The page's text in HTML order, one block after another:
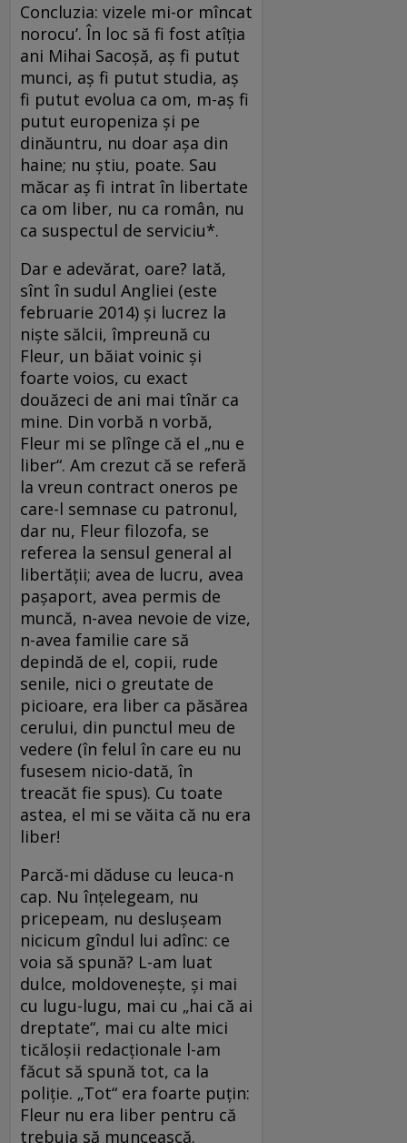
Concluzia: vizele mi-or mîncat
norocu’. În loc să fi fost atîția
ani Mihai Sacoșă, aș fi putut
munci, aș fi putut studia, aș
fi putut evolua ca om, m-aș fi
putut europeniza și pe
dinăuntru, nu doar așa din
haine; nu știu, poate. Sau
măcar aș fi intrat în libertate
ca om liber, nu ca român, nu
ca suspectul de serviciu*.
Dar e adevărat, oare? Iată,
sînt în sudul Angliei (este
februarie 2014) și lucrez la
niște sălcii, împreună cu
Fleur, un băiat voinic și
foarte voios, cu exact
douăzeci de ani mai tînăr ca
mine. Din vorbă n vorbă,
Fleur mi se plînge că el „nu e
liber“. Am crezut că se referă
la vreun contract oneros pe
care-l semnase cu patronul,
dar nu, Fleur filozofa, se
referea la sensul general al
libertății; avea de lucru, avea
pașaport, avea permis de
muncă, n-avea nevoie de vize,
n-avea familie care să
depindă de el, copii, rude
senile, nici o greutate de
picioare, era liber ca păsărea
cerului, din punctul meu de
vedere (în felul în care eu nu
fusesem nicio-dată, în
treacăt fie spus). Cu toate
astea, el mi se văita că nu era
liber!
Parcă-mi dăduse cu leuca-n
cap. Nu înțelegeam, nu
pricepeam, nu deslușeam
nicicum gîndul lui adînc: ce
voia să spună? L-am luat
dulce, moldovenește, și mai
cu lugu-lugu, mai cu „hai că ai
dreptate“, mai cu alte mici
ticăloșii redacționale l-am
făcut să spună tot, ca la
poliție. „Tot“ era foarte puțin:
Fleur nu era liber pentru că
trebuia să muncească.